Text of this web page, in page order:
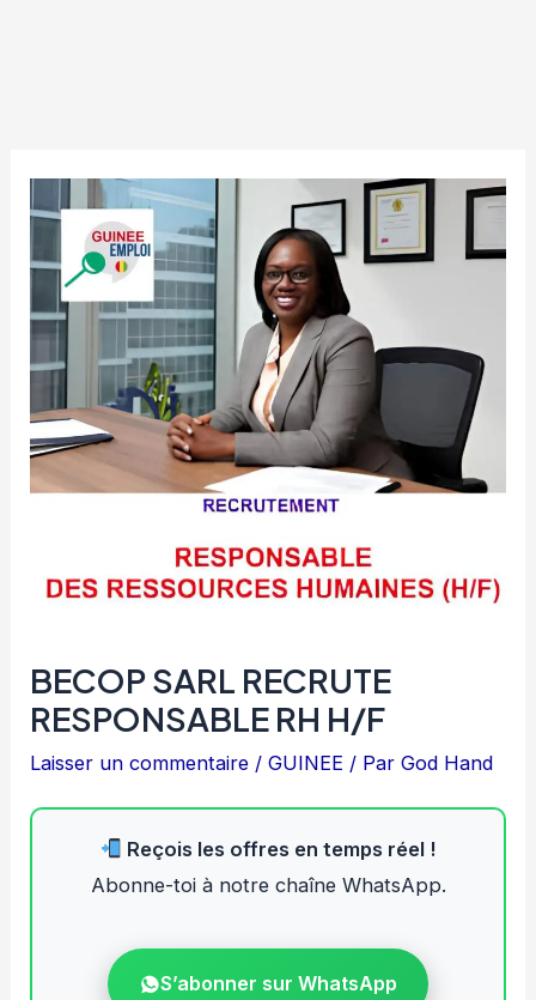
BECOP SARL RECRUTE
RESPONSABLE RH H/F
Laisser un commentaire /GUINEE / ParGod Hand
Reçois les offres en temps réel !
Abonne-toi à notre chaîne WhatsApp.
S’abonner sur WhatsApp